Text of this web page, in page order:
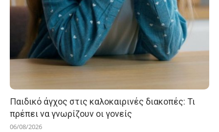
Παιδικό άγχος στις καλοκαιρινές διακοπές: Τι
πρέπει να γνωρίζουν οι γονείς
06/08/2026